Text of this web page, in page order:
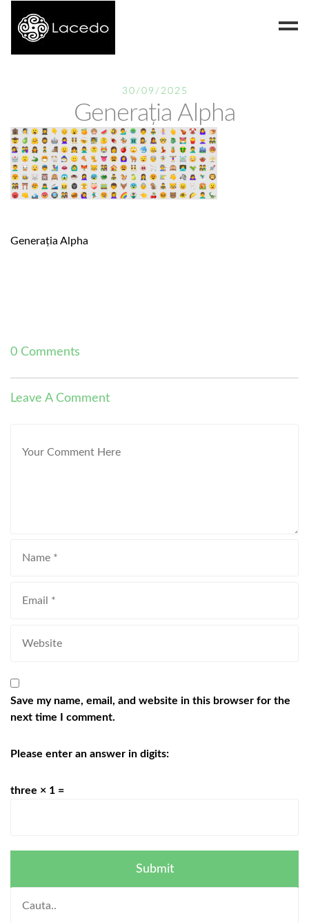
Contact
30/09/2025
Generația Alpha
Generația Alpha
0 Comments
Leave A Comment
Save my name, email, and website in this browser for the
next time I comment.
Please enter an answer in digits:
three × 1 =